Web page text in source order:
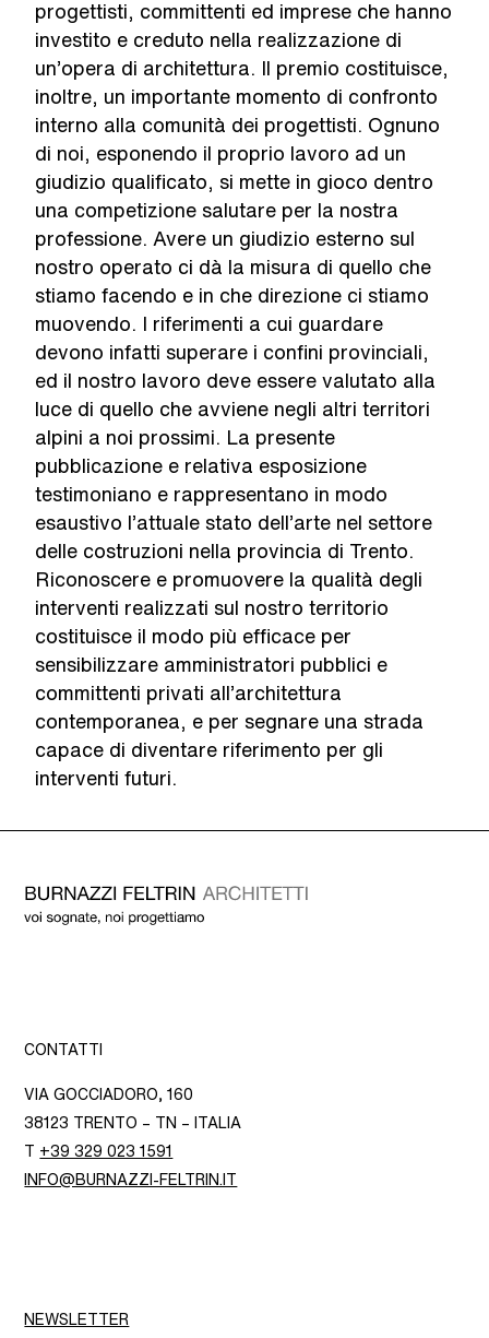
progettisti, committenti ed imprese che hanno
investito e creduto nella realizzazione di
un’opera di architettura. Il premio costituisce,
inoltre, un importante momento di confronto
interno alla comunità dei progettisti. Ognuno
di noi, esponendo il proprio lavoro ad un
giudizio qualificato, si mette in gioco dentro
una competizione salutare per la nostra
professione. Avere un giudizio esterno sul
nostro operato ci dà la misura di quello che
stiamo facendo e in che direzione ci stiamo
muovendo. I riferimenti a cui guardare
devono infatti superare i confini provinciali,
ed il nostro lavoro deve essere valutato alla
luce di quello che avviene negli altri territori
alpini a noi prossimi. La presente
pubblicazione e relativa esposizione
testimoniano e rappresentano in modo
esaustivo l’attuale stato dell’arte nel settore
delle costruzioni nella provincia di Trento.
Riconoscere e promuovere la qualità degli
interventi realizzati sul nostro territorio
costituisce il modo più efficace per
sensibilizzare amministratori pubblici e
committenti privati all’architettura
contemporanea, e per segnare una strada
capace di diventare riferimento per gli
interventi futuri.
CONTATTI
VIA GOCCIADORO, 160
38123 TRENTO – TN – ITALIA
T +39 329 023 1591
INFO@BURNAZZI-FELTRIN.IT
NEWSLETTER